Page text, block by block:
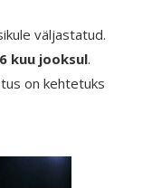
väljastatud.
kuu jooksul.
on kehtetuks